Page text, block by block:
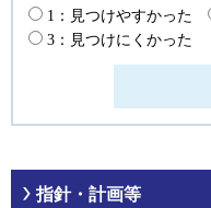
1：見つけやすかった
3：見つけにくかった
指針・計画等